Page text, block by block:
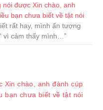
nói được Xin chào, anh
bạn chưa biết về tật nói
rất hay, mình ấn tượng
vì cảm thấy mình…”
Xin chào, anh đành cúp
bạn chưa biết về tật nói